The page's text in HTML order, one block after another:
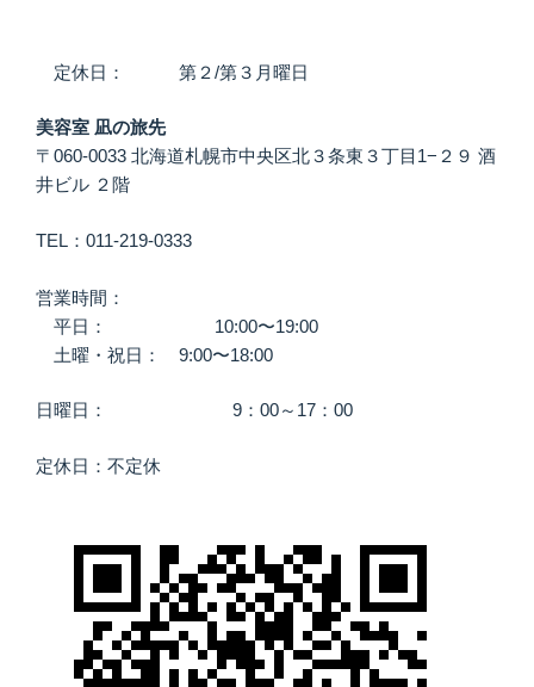
定休日： 第２/第３月曜日
美容室 凪の旅先
〒060-0033 北海道札幌市中央区北３条東３丁目1−２９ 酒
井ビル ２階
TEL：011-219-0333
営業時間：
平日： 10:00〜19:00
土曜・祝日： 9:00〜18:00
日曜日： 9：00～17：00
定休日：不定休